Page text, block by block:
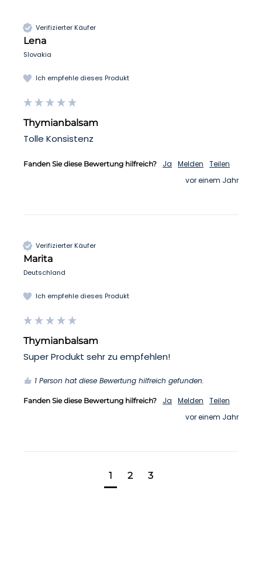
Verifizierter Käufer
Lena
Slovakia
Ich empfehle dieses Produkt
Thymianbalsam
Tolle Konsistenz
Fanden Sie diese Bewertung hilfreich? Ja Melden
Teilen
vor einem Jahr
Verifizierter Käufer
Marita
Deutschland
Ich empfehle dieses Produkt
Thymianbalsam
Super Produkt sehr zu empfehlen!
1 Person hat diese Bewertung hilfreich gefunden.
Fanden Sie diese Bewertung hilfreich? Ja Melden
Teilen
vor einem Jahr
1 2 3